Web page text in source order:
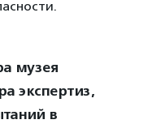
музея
экспертиз,
в